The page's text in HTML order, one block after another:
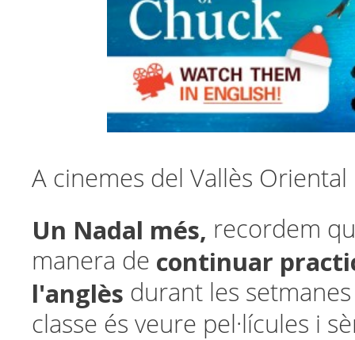
A cinemes del Vallès
Un Nadal més, recordem
manera de continuar
l'anglès durant les
classe és veure pel·lícules i